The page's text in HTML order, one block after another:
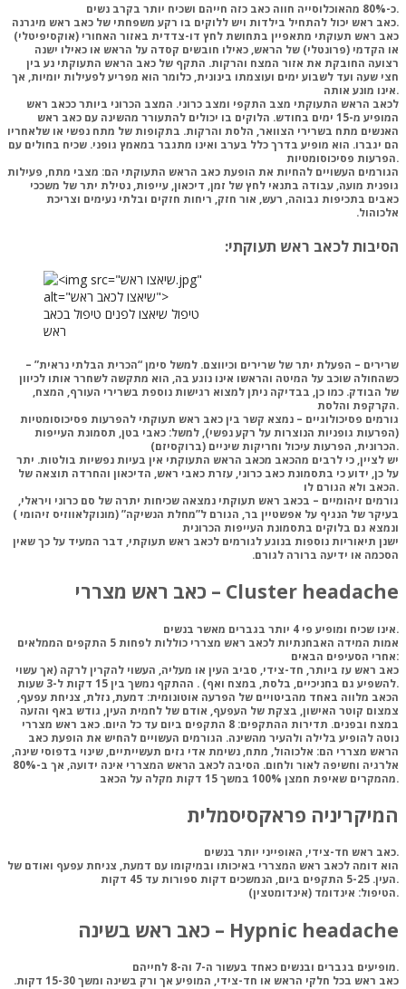
כ-80% מהאוכלוסייה חווה כאב כזה חייהם ושכיח יותר בקרב נשים.
כאב ראש יכול להתחיל בילדות ויש ללוקים בו רקע משפחתי של כאב ראש מיגרנה.
כאב ראש תעוקתי מתאפיין בתחושת לחץ דו-צדדית באזור האחורי (אוקסיפיטלי)
או הקדמי (פרונטלי) של הראש, כאילו חובשים קסדה על הראש או כאילו ישנה
רצועה החובקת את אזור המצח והרקות. התקף של כאב הראש התעוקתי נע בין
חצי שעה ועד לשבוע ימים ועוצמתו בינונית, כלומר הוא מפריע לפעילות יומיות, אך
אינו מונע אותה.
לכאב הראש התעוקתי מצב התקפי ומצב כרוני. המצב הכרוני ביותר ככאב ראש
המופיע מ-15 ימים בחודש. הלוקים בו יכולים להתעורר מהשינה עם כאב ראש
האנשים מתח בשרירי הצוואר, הלסת והרקות. בתקופות של מתח נפשי או שלאחריו
הם יגברו. הוא מופיע בדרך כלל בערב ואינו מתגבר במאמץ גופני. שכיח בחולים עם
הפרעות פסיכוסומטיות.
הגורמים העשויים להחיות את הופעת כאב הראש התעוקתי הם: מצבי מתח, פעילות
גופנית מועה, עבודה בתנאי לחץ של זמן, דיכאון, עייפות, נטילת יתר של משככי
כאבים בתכיפות גבוהה, רעש, אור חזק, ריחות חזקים ובלתי נעימים וצריכת
אלכוהול. ‏
הסיבות לכאב ראש תעוקתי:‏
טיפול שיאצו לפנים טיפול בכאב
ראש
שרירים – הפעלת יתר של שרירים וכיווצם. למשל סימן “הכרית הבלתי נראית” –
כשהחולה שוכב על המיטה והראשו אינו נוגע בה, הוא מתקשה לשחרר אותו לכיוון
של הבודק. כמו כן, בבדיקה ניתן למצוא רגישות נוספת בשרירי העורף, המצח,
הקרקפת והלסת.
גורמים פסיכולוגיים – נמצא קשר בין כאב ראש תעוקתי להפרעות פסיכוסומטיות
(הפרעות גופניות הנוצרות על רקע נפשי), למשל: כאבי בטן, תסמונת העייפות
הכרונית, הפרעות עיכול וחריקות שיניים (ברוקסיזם).
יש לציין, כי לרבים מהכאב מכאב הראש התעוקתי אין בעיות נפשיות בולטות. יתר
על כן, ידוע כי בתסמונת כאב כרוני, עזרת כאבי ראש, הדיכאון והחרדה תוצאה של
הכאב ולא הגורם לו.
גורמים זיהומיים – בכאב ראש תעוקתי נמצאה שכיחות יתרה של סם כרוני ויראלי,
בעיקר של הנגיף על אפשטיין בר, הגורם ל”מחלת הנשיקה” (מונוקלאווזיס זיהומי )
ונמצא גם בלוקים בתסמונת העייפות הכרונית
ישנן תיאוריות נוספות בנוגע לגורמים לכאב ראש תעוקתי, דבר המעיד על כך שאין
הסכמה או ידיעה ברורה לגורם. ‏
כאב ראש מצררי – Cluster headache
אינו שכיח ומופיע פי 4 יותר בגברים מאשר בנשים.
אמות המידה האבחנתיות לכאב ראש מצררי
כוללות לפחות 5 התקפים הממלאים
אחרי הסעיפים הבאים:
כאב ראש עז ביותר, חד-צידי, סביב העין או מעליה, העשוי להקרין לרקה (אך עשוי
להשפיע גם בחניכיים, בלסת, במצח ואף) . ההתקף נמשך בין 15 דקות ל-3 שעות.
הכאב מלווה באחד מהביטויים של הפרעה אוטונומית: דמעת, נזלת, צניחת עפעף,
צמצום קוטר האישון, בצקת של העפעף, אודם של לחמית העין, גודש באף והזעה
במצח ובפנים. תדירות ההתקפים: 8 התקפים ביום עד כל היום. כאב ראש מצררי
נוטה להופיע בלילה ולהעיר מהשינה. הגורמים העשויים להחיש את הופעת כאב
הראש מצררי הם: אלכוהול, מתח, נשימת אדי גזים תעשייתיים, שינוי בדפוסי שינה,
אלרגיה וחשיפה לאור ולחום. הסיבה לכאב הראש המצררי אינה ידועה, אך ב-80%
מהמקרים שאיפת חמצן 100% במשך 15 דקות מקלה על הכאב.
המיקריניה פראקסיסמלית
כאב ראש חד-צידי, האופייני יותר בנשים.
הוא דומה לכאב ראש המצררי באיכותו ובמיקומו עם דמעת, צניחת עפעף ואודם של
העין. 5-25 התקפים ביום, הנמשכים דקות ספורות עד 45 דקות.
הטיפול: אינדומד (אינדומטצין).
כאב ראש בשינה – Hypnic headache
מופיעים בגברים ובנשים כאחד בעשור ה-7 וה-8 לחייהם.
כאב ראש בכל חלקי הראש או חד-צידי, ‏המופיע אך ורק בשינה ומשך 15-30 דקות.‏